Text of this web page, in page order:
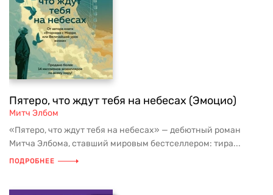
Пятеро, что ждут тебя на небесах (Эмоцио)
Митч Элбом
«Пятеро, что ждут тебя на небесах» — дебютный роман
Митча Элбома, ставший мировым бестселлером: тира...
ПОДРОБНЕЕ